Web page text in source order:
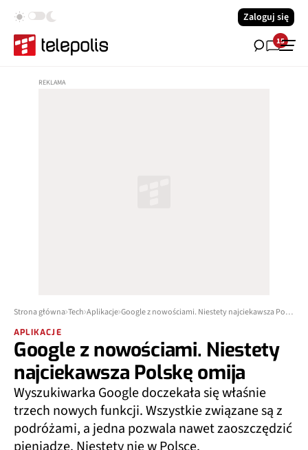
Zaloguj się
15
Strona główna Tech Aplikacje Google z nowościami. Niestety najciekawsza Polskę omija
APLIKACJE
Google z nowościami. Niestety
najciekawsza Polskę omija
Wyszukiwarka Google doczekała się właśnie
trzech nowych funkcji. Wszystkie związane są z
podróżami, a jedna pozwala nawet zaoszczędzić